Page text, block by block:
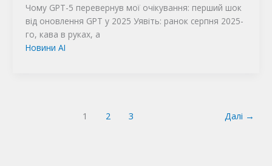
Чому GPT-5 перевернув мої очікування: перший шок
від оновлення GPT у 2025 Уявіть: ранок серпня 2025-
го, кава в руках, а
Новини AI
1 2 3 Далі →